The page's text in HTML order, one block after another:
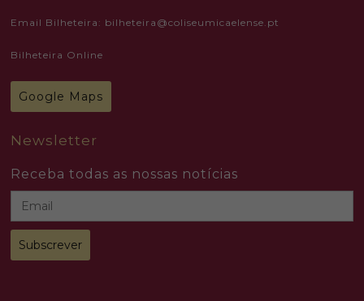
Email Bilheteira: bilheteira@coliseumicaelense.pt
Bilheteira Online
Google Maps
Newsletter
Receba todas as nossas notícias
needed
functionality
and
structure,